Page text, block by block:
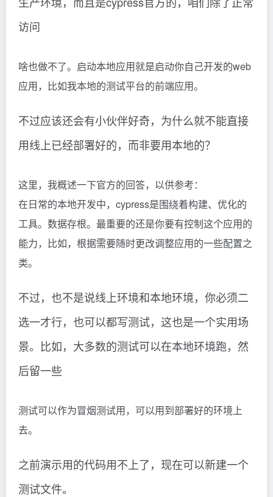
访问
啥也做不了。启动本地应用就是启动你自己开发的web
应用，比如我本地的测试平台的前端应用。
不过应该还会有小伙伴好奇，为什么就不能直接
用线上已经部署好的，而非要用本地的？
这里，我概述一下官方的回答，以供参考：
在日常的本地开发中，cypress是围绕着构建、优化的
工具。数据存根。最重要的还是你要有控制这个应用的
能力，比如，根据需要随时更改调整应用的一些配置之
类。
不过，也不是说线上环境和本地环境，你必须二
选一才行，也可以都写测试，这也是一个实用场
景。比如，大多数的测试可以在本地环境跑，然
后留一些
测试可以作为冒烟测试用，可以用到部署好的环境上
去。
之前演示用的代码用不上了，现在可以新建一个
测试文件。